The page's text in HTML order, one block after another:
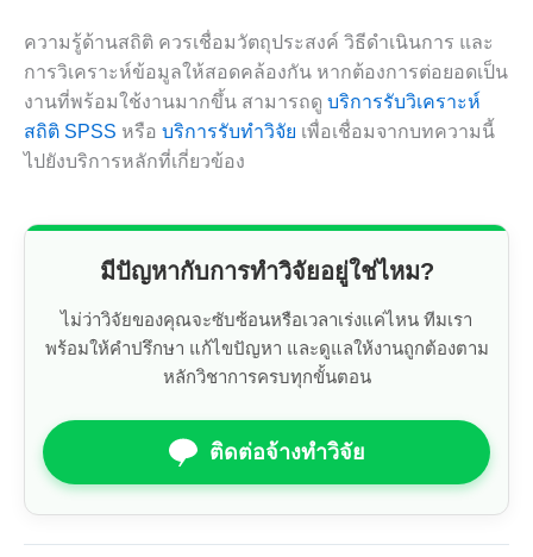
ความรู้ด้านสถิติ ควรเชื่อมวัตถุประสงค์ วิธีดำเนินการ และ
การวิเคราะห์ข้อมูลให้สอดคล้องกัน หากต้องการต่อยอดเป็น
งานที่พร้อมใช้งานมากขึ้น สามารถดู บริการรับวิเคราะห์
สถิติ SPSS หรือ บริการรับทำวิจัย เพื่อเชื่อมจากบทความนี้
ไปยังบริการหลักที่เกี่ยวข้อง
มีปัญหากับการทำวิจัยอยู่ใช่ไหม?
ไม่ว่าวิจัยของคุณจะซับซ้อนหรือเวลาเร่งแค่ไหน ทีมเรา
พร้อมให้คำปรึกษา แก้ไขปัญหา และดูแลให้งานถูกต้องตาม
หลักวิชาการครบทุกขั้นตอน
ติดต่อจ้างทำวิจัย